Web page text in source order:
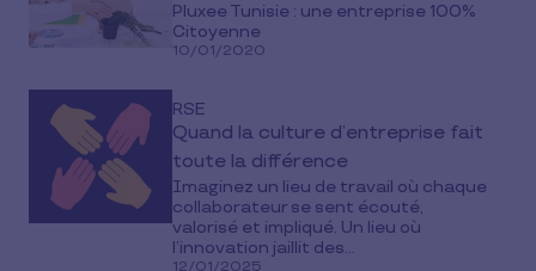
Pluxee Tunisie : une entreprise 100%
Citoyenne
10/01/2020
RSE
Quand la culture d’entreprise fait
toute la différence
Imaginez un lieu de travail où chaque
collaborateur se sent écouté,
valorisé et impliqué. Un lieu où
l’innovation jaillit des...
12/01/2025